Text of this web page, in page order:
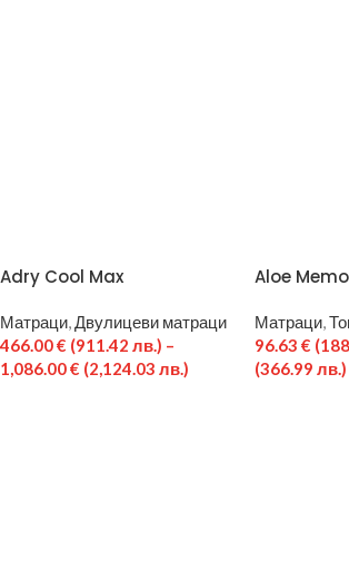
Adry Cool Max
Матраци,Двулицеви матраци
466.00€ (911.42 лв.) –
1,086.00€ (2,124.03 лв.)
Aloe
Матраци,
96.63 €
(366.99 лв.)